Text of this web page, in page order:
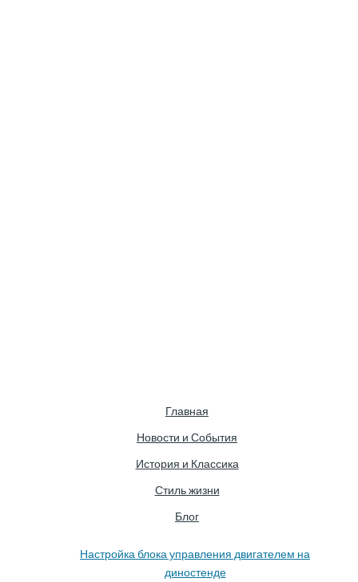
Главная
Новости и События
История и Классика
Стиль жизни
Блог
Настройка блока управления двигателем на
диностенде